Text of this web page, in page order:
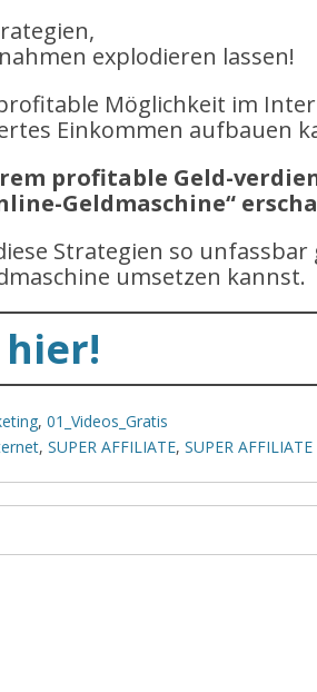
explodieren lassen!
Möglichkeit im
Einkommen aufbauen
profitable Geld-
Geldmaschine“
Strategien so
umsetzen kannst.
, 01_Videos_Gratis
, SUPER AFFILIATE, SUPER